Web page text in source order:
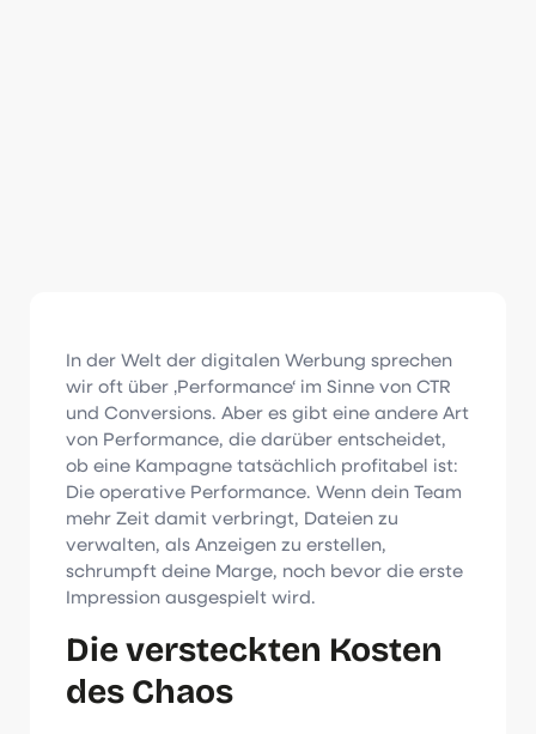
In der Welt der digitalen Werbung sprechen
wir oft über ‚Performance‘ im Sinne von CTR
und Conversions. Aber es gibt eine andere Art
von Performance, die darüber entscheidet,
ob eine Kampagne tatsächlich profitabel ist:
Die operative Performance. Wenn dein Team
mehr Zeit damit verbringt, Dateien zu
verwalten, als Anzeigen zu erstellen,
schrumpft deine Marge, noch bevor die erste
Impression ausgespielt wird.
Die versteckten Kosten
des Chaos